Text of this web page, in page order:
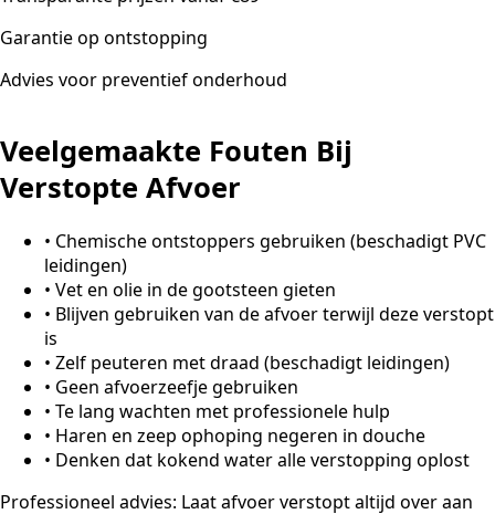
Garantie op ontstopping
Advies voor preventief onderhoud
Veelgemaakte Fouten Bij
Verstopte Afvoer
• Chemische ontstoppers gebruiken (beschadigt PVC
leidingen)
• Vet en olie in de gootsteen gieten
• Blijven gebruiken van de afvoer terwijl deze verstopt
is
• Zelf peuteren met draad (beschadigt leidingen)
• Geen afvoerzeefje gebruiken
• Te lang wachten met professionele hulp
• Haren en zeep ophoping negeren in douche
• Denken dat kokend water alle verstopping oplost
Professioneel advies: Laat afvoer verstopt altijd over aan